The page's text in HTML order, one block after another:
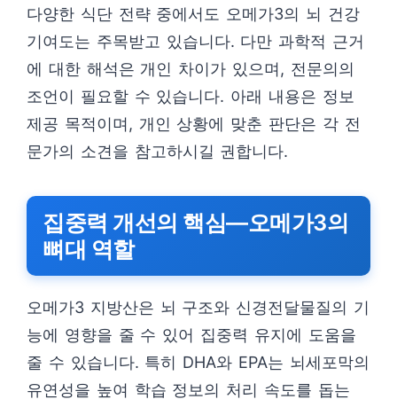
다양한 식단 전략 중에서도 오메가3의 뇌 건강
기여도는 주목받고 있습니다. 다만 과학적 근거
에 대한 해석은 개인 차이가 있으며, 전문의의
조언이 필요할 수 있습니다. 아래 내용은 정보
제공 목적이며, 개인 상황에 맞춘 판단은 각 전
문가의 소견을 참고하시길 권합니다.
집중력 개선의 핵심—오메가3의
뼈대 역할
오메가3 지방산은 뇌 구조와 신경전달물질의 기
능에 영향을 줄 수 있어 집중력 유지에 도움을
줄 수 있습니다. 특히 DHA와 EPA는 뇌세포막의
유연성을 높여 학습 정보의 처리 속도를 돕는